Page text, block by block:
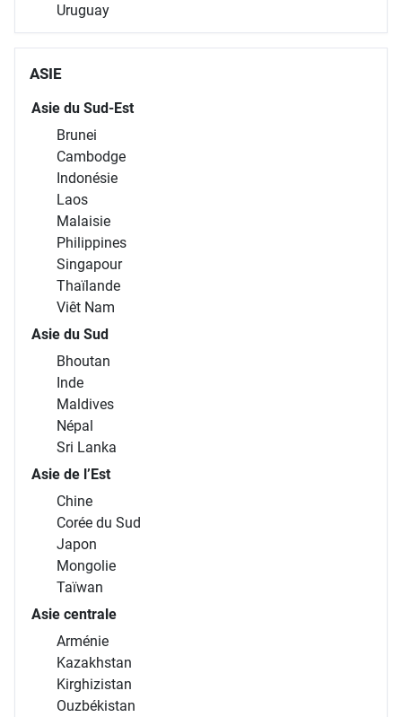
Uruguay
ASIE
Asie du Sud-Est
Brunei
Cambodge
Indonésie
Laos
Malaisie
Philippines
Singapour
Thaïlande
Viêt Nam
Asie du Sud
Bhoutan
Inde
Maldives
Népal
Sri Lanka
Asie de l’Est
Chine
Corée du Sud
Japon
Mongolie
Taïwan
Asie centrale
Arménie
Kazakhstan
Kirghizistan
Ouzbékistan